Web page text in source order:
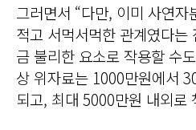
그러면서 “다만, 이미 사연
적고 서먹서먹한 관계였다는
금 불리한 요소로 작용할 수
상 위자료는 1000만원에서
되고, 최대 5000만원 내외로